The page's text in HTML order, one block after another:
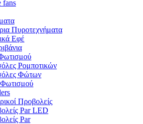
fans
Πυροτεχνήματα
Εφέ
Ρομποτικών
Φώτων
Προβολείς
Par LED
Par